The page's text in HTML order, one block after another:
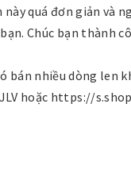
này quá đơn giản
Chúc bạn thành
bán nhiều dòng len
hoặc https://